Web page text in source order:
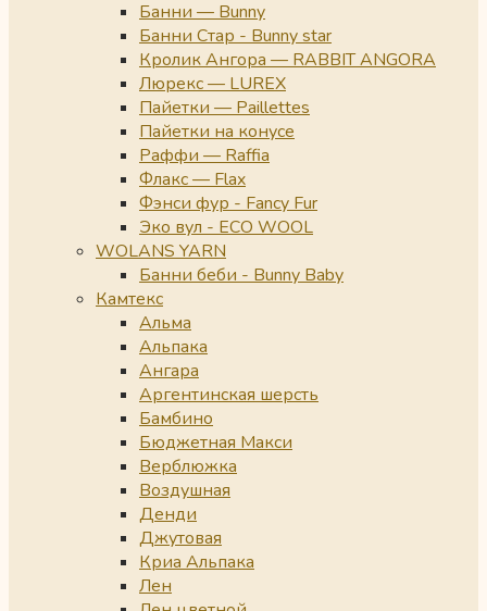
Банни — Bunny
Банни Стар - Bunny star
Кролик Ангора — RABBIT ANGORA
Люрекс — LUREX
Пайетки — Paillettes
Пайетки на конусе
Раффи — Raffia
Флакс — Flax
Фэнси фур - Fancy Fur
Эко вул - ECO WOOL
WOLANS YARN
Банни беби - Bunny Baby
Камтекс
Альма
Альпака
Ангара
Аргентинская шерсть
Бамбино
Бюджетная Макси
Верблюжка
Воздушная
Денди
Джутовая
Криа Альпака
Лен